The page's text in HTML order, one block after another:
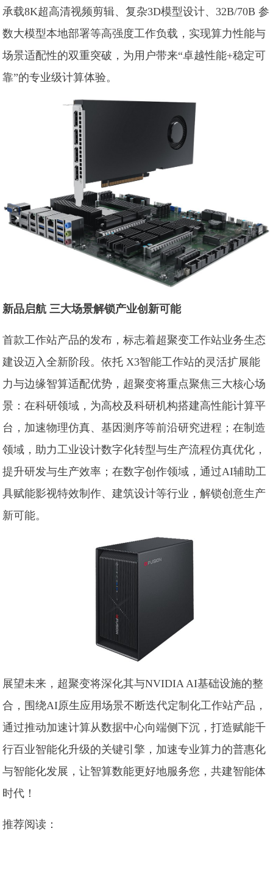
承载8K超高清视频剪辑、复杂3D模型设计、32B/70B 参
数大模型本地部署等高强度工作负载，实现算力性能与
场景适配性的双重突破，为用户带来“卓越性能+稳定可
靠”的专业级计算体验。
新品启航 三大场景解锁产业创新可能
首款工作站产品的发布，标志着超聚变工作站业务生态
建设迈入全新阶段。依托 X3智能工作站的灵活扩展能
力与边缘智算适配优势，超聚变将重点聚焦三大核心场
景：在科研领域，为高校及科研机构搭建高性能计算平
台，加速物理仿真、基因测序等前沿研究进程；在制造
领域，助力工业设计数字化转型与生产流程仿真优化，
提升研发与生产效率；在数字创作领域，通过AI辅助工
具赋能影视特效制作、建筑设计等行业，解锁创意生产
新可能。
展望未来，超聚变将深化其与NVIDIA AI基础设施的整
合，围绕AI原生应用场景不断迭代定制化工作站产品，
通过推动加速计算从数据中心向端侧下沉，打造赋能千
行百业智能化升级的关键引擎，加速专业算力的普惠化
与智能化发展，让智算数能更好地服务您，共建智能体
时代！
推荐阅读：